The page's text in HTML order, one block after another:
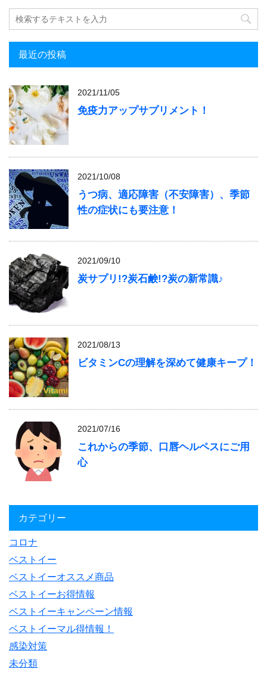
最近の投稿
2021/11/05
免疫力アップサプリメント！
2021/10/08
うつ病、適応障害（不安障害）、季節
性の症状にも要注意！
2021/09/10
炭サプリ!?炭石鹸!?炭の新常識♪
2021/08/13
ビタミンCの理解を深めて健康キープ！
2021/07/16
これからの季節、口唇ヘルペスにご用
心
カテゴリー
コロナ
ベストイー
ベストイーオススメ商品
ベストイーお得情報
ベストイーキャンペーン情報
ベストイーマル得情報！
感染対策
未分類